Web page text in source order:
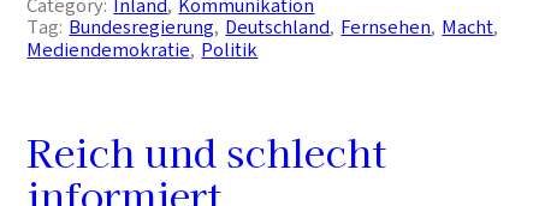
Category: Inland, Kommunikation
Tag: Bundesregierung, Deutschland, Fernsehen, Macht
Mediendemokratie, Politik
Reich und schlecht
informiert